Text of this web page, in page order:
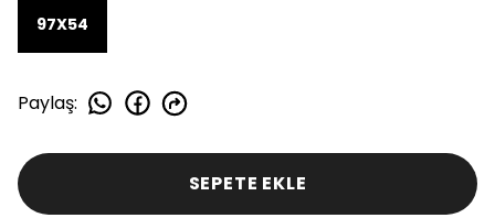
97X54
Paylaş:
SEPETE EKLE